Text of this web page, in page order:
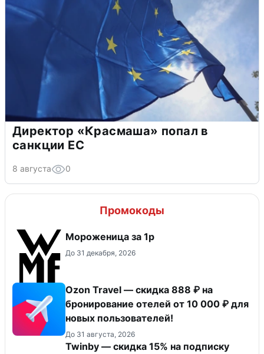
Директор «Красмаша» попал в
санкции ЕС
8 августа 0
Промокоды
Мороженица за 1р
До 31 декабря, 2026
Ozon Travel — скидка 888 ₽ на
бронирование отелей от 10 000 ₽ для
новых пользователей!
До 31 августа, 2026
Twinby — скидка 15% на подписку